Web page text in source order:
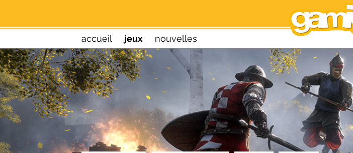
accueil jeux nouvelles